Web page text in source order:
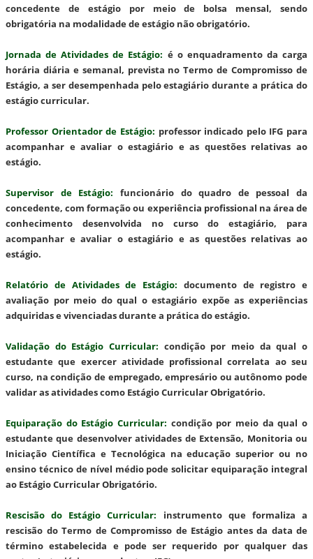
concedente de estágio por meio de bolsa mensal, sendo
obrigatória na modalidade de estágio não obrigatório.
Jornada de Atividades de Estágio: é o enquadramento da carga
horária diária e semanal, prevista no Termo de Compromisso de
Estágio, a ser desempenhada pelo estagiário durante a prática do
estágio curricular.
Professor Orientador de Estágio: professor indicado pelo IFG para
acompanhar e avaliar o estagiário e as questões relativas ao
estágio.
Supervisor de Estágio: funcionário do quadro de pessoal da
concedente, com formação ou experiência profissional na área de
conhecimento desenvolvida no curso do estagiário, para
acompanhar e avaliar o estagiário e as questões relativas ao
estágio.
Relatório de Atividades de Estágio: documento de registro e
avaliação por meio do qual o estagiário expõe as experiências
adquiridas e vivenciadas durante a prática do estágio.
Validação do Estágio Curricular: condição por meio da qual o
estudante que exercer atividade profissional correlata ao seu
curso, na condição de empregado, empresário ou autônomo pode
validar as atividades como Estágio Curricular Obrigatório.
Equiparação do Estágio Curricular: condição por meio da qual o
estudante que desenvolver atividades de Extensão, Monitoria ou
Iniciação Científica e Tecnológica na educação superior ou no
ensino técnico de nível médio pode solicitar equiparação integral
ao Estágio Curricular Obrigatório.
Rescisão do Estágio Curricular: instrumento que formaliza a
rescisão do Termo de Compromisso de Estágio antes da data de
término estabelecida e pode ser requerido por qualquer das